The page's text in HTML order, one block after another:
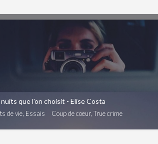
nuits que l'on choisit - Elise Costa
de vie, Essais Coup de coeur, True crime